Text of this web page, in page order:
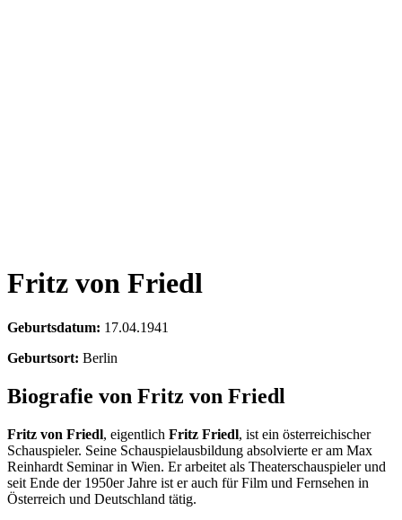
Fritz von Friedl
Geburtsdatum: 17.04.1941
Geburtsort: Berlin
Biografie von Fritz von Friedl
Fritz von Friedl, eigentlich Fritz Friedl, ist ein österreichischer
Schauspieler. Seine Schauspielausbildung absolvierte er am Max
Reinhardt Seminar in Wien. Er arbeitet als Theaterschauspieler und
seit Ende der 1950er Jahre ist er auch für Film und Fernsehen in
Österreich und Deutschland tätig.